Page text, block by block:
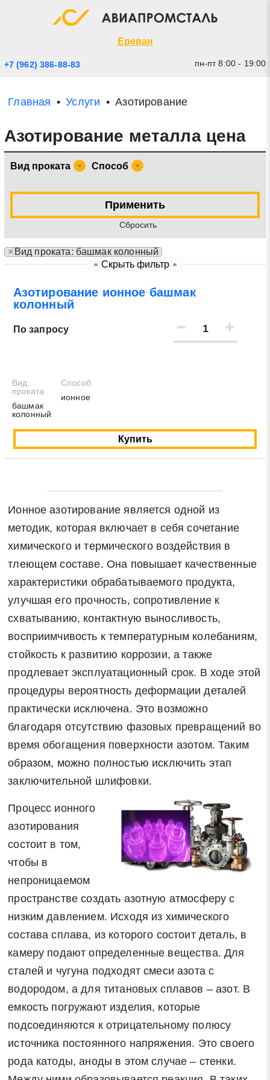
Ереван
+7 (962) 386-88-83 пн-пт 8:00 - 19:00
Главная Услуги Азотирование
Азотирование металла цена
Вид проката Способ
Применить
Cбросить
× Вид проката: башмак колонный
Скрыть фильтр
Азотирование ионное башмак
колонный
По запросу
Вид
проката
башмак
колонный
Способ
ионное
Купить
Ионное азотирование является одной из
методик, которая включает в себя сочетание
химического и термического воздействия в
тлеющем составе. Она повышает качественные
характеристики обрабатываемого продукта,
улучшая его прочность, сопротивление к
схватыванию, контактную выносливость,
восприимчивость к температурным колебаниям,
стойкость к развитию коррозии, а также
продлевает эксплуатационный срок. В ходе этой
процедуры вероятность деформации деталей
практически исключена. Это возможно
благодаря отсутствию фазовых превращений во
время обогащения поверхности азотом. Таким
образом, можно полностью исключить этап
заключительной шлифовки.
Процесс ионного
азотирования
состоит в том,
чтобы в
непроницаемом
пространстве создать азотную атмосферу с
низким давлением. Исходя из химического
состава сплава, из которого состоит деталь, в
камеру подают определенные вещества. Для
сталей и чугуна подходят смеси азота с
водородом, а для титановых сплавов – азот. В
емкость погружают изделия, которые
подсоединяются к отрицательному полюсу
источника постоянного напряжения. Это своего
рода катоды, аноды в этом случае – стенки.
Экспресс заявка
* - обязательные поля для заполнения
Прикрепить файл (до 20 mb)
Отправить заявку
Нажимая на кнопку «Отправить заявку» Вы даете
согласие на обработку своих персональных данных в
соответствии со статьей 9 Федерального закона от 27
июля 2006 г. N 152-ФЗ «О персональных данных», а